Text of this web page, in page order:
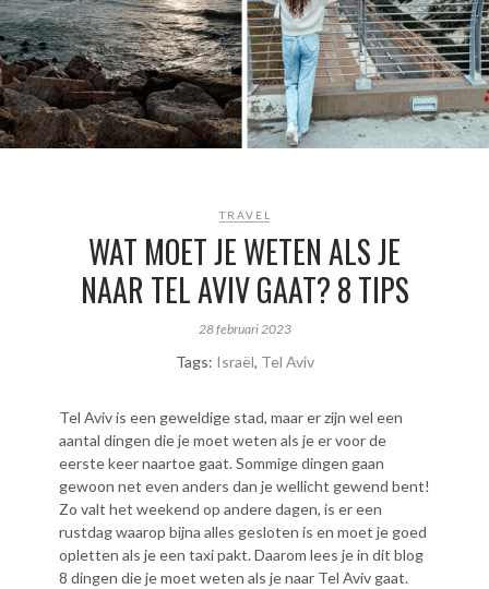
TRAVEL
WAT MOET JE WETEN ALS JE
NAAR TEL AVIV GAAT? 8 TIPS
28 februari 2023
Tags: Israël, Tel Aviv
Tel Aviv is een geweldige stad, maar er zijn wel een
aantal dingen die je moet weten als je er voor de
eerste keer naartoe gaat. Sommige dingen gaan
gewoon net even anders dan je wellicht gewend bent!
Zo valt het weekend op andere dagen, is er een
rustdag waarop bijna alles gesloten is en moet je goed
opletten als je een taxi pakt. Daarom lees je in dit blog
8 dingen die je moet weten als je naar Tel Aviv gaat.